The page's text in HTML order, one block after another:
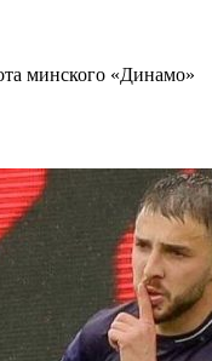
минского «Динамо»